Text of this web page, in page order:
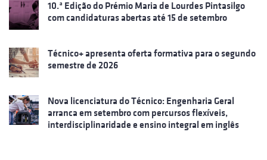
10.ª Edição do Prémio Maria de Lourdes Pintasilgo
com candidaturas abertas até 15 de setembro
Técnico+ apresenta oferta formativa para o segundo
semestre de 2026
Nova licenciatura do Técnico: Engenharia Geral
arranca em setembro com percursos flexíveis,
interdisciplinaridade e ensino integral em inglês